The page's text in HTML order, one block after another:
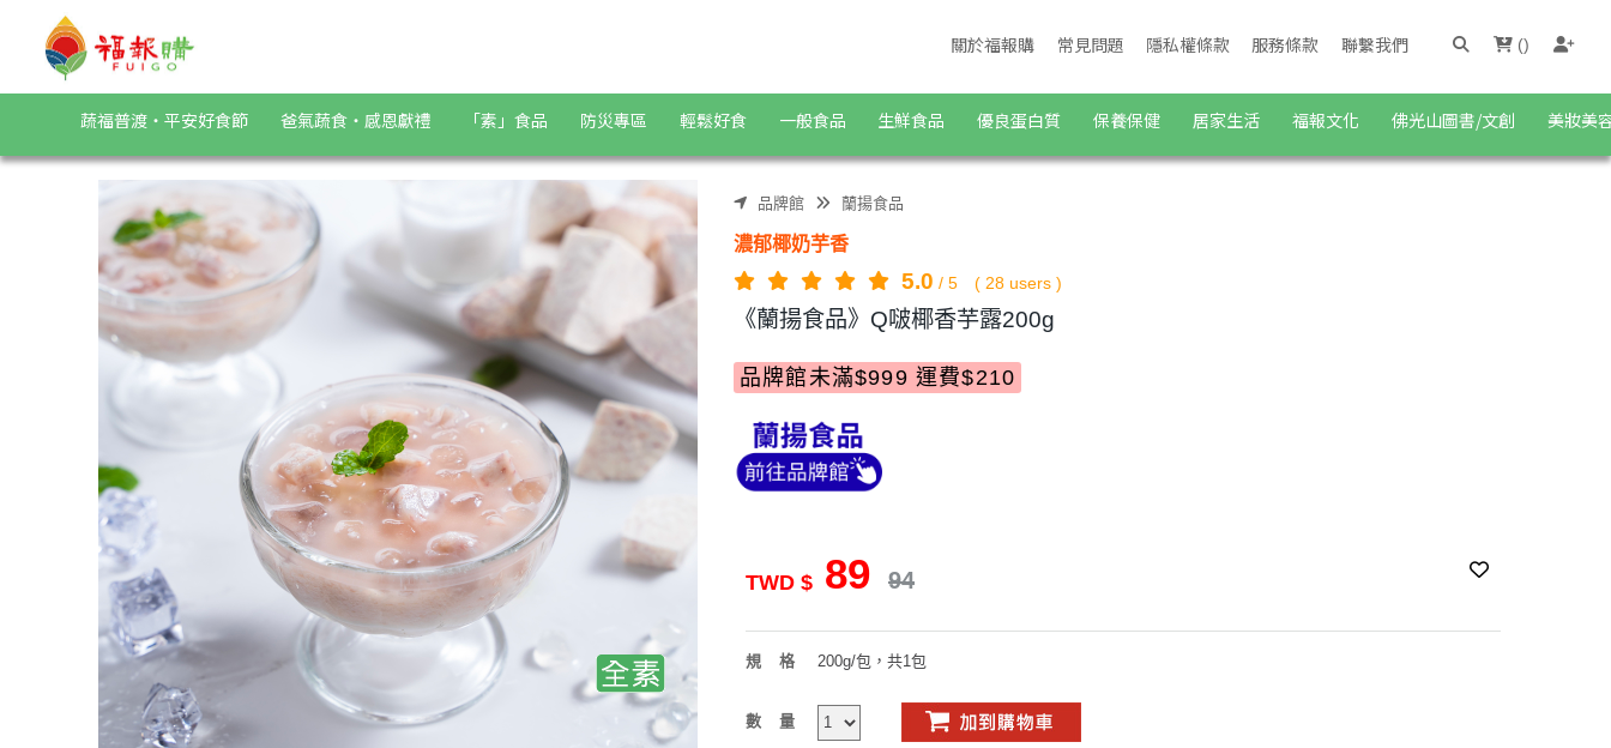
《蘭揚食品》Q啵椰香芋露200g | 福報購蔬食購物商城
關於福報購 常見問題 隱私權條款 服務條款 聯繫我們 ()
蔬福普渡・平安好食節 爸氣蔬食・感恩獻禮 「素」食品 防災專區 輕鬆好食 一般食品 生鮮食品 優良蛋白質 保養保健 居家生活 福報文化 佛光山圖書/文創 美妝美
品牌館 蘭揚食品
濃郁椰奶芋香
5.0 / 5 ( 28 users )
《蘭揚食品》Q啵椰香芋露200g
品牌館未滿$999 運費$210
TWD $ 89 94
規格 200g/包，共1包
數量